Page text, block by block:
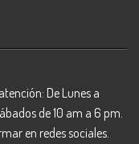
De Lunes a
de 10 am a 6 pm.
en redes sociales.